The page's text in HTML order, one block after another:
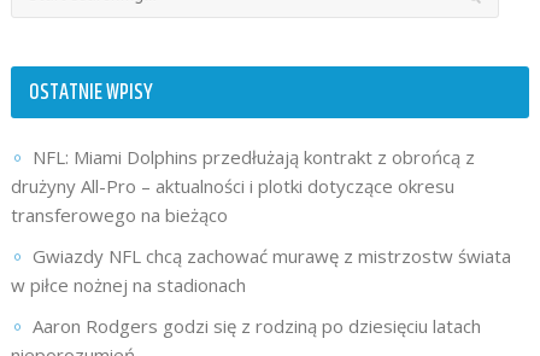
OSTATNIE WPISY
NFL: Miami Dolphins przedłużają kontrakt z obrońcą z
drużyny All-Pro – aktualności i plotki dotyczące okresu
transferowego na bieżąco
Gwiazdy NFL chcą zachować murawę z mistrzostw świata
w piłce nożnej na stadionach
Aaron Rodgers godzi się z rodziną po dziesięciu latach